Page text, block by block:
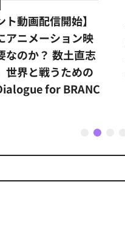
ト動画配信開始】
アニメーション映
なのか？ 数土直志
世界と戦うための
for BRANC
1 2